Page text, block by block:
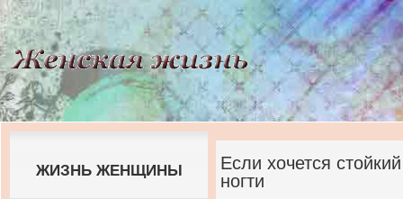
Если хочется
ногти
ЖИЗНЬ ЖЕНЩИНЫ